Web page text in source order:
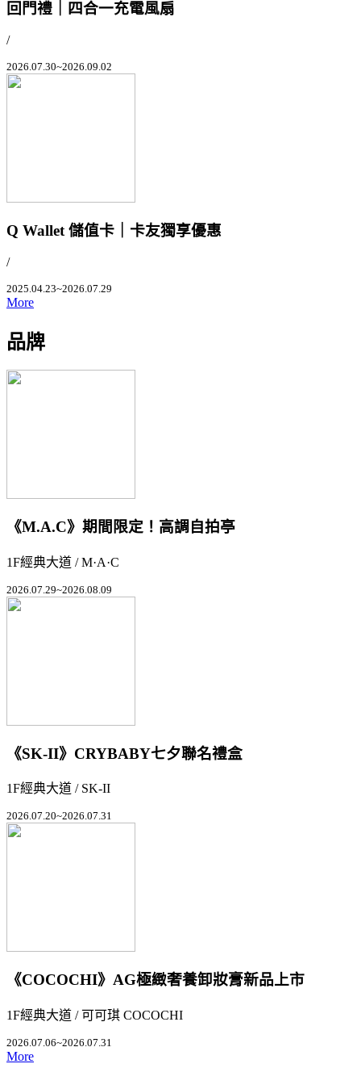
回門禮｜四合一充電風扇
/
2026.07.30~2026.09.02
Q Wallet 儲值卡｜卡友獨享優惠
/
2025.04.23~2026.07.29
More
品牌
《M.A.C》期間限定！高調自拍亭
1F經典大道 / M·A·C
2026.07.29~2026.08.09
《SK-II》CRYBABY七夕聯名禮盒
1F經典大道 / SK-II
2026.07.20~2026.07.31
《COCOCHI》AG極緻奢養卸妝膏新品上市
1F經典大道 / 可可琪 COCOCHI
2026.07.06~2026.07.31
More